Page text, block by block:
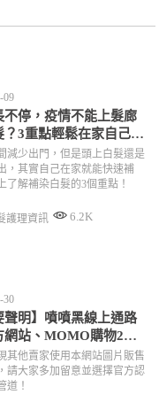
09
不停，疫情不能上髮廊
？3重點輕鬆在家自己補
減少出門，但是頭上白髮還是
，其實自己在家就能快速補
了解補染白髮的3個重點！
護理資訊 6.2K
30
聲明】噴噴黑線上通路
網站、MOMO購物2大
其他賣家使用本網站圖片販售
請大家多加留意並選擇官方認
道！